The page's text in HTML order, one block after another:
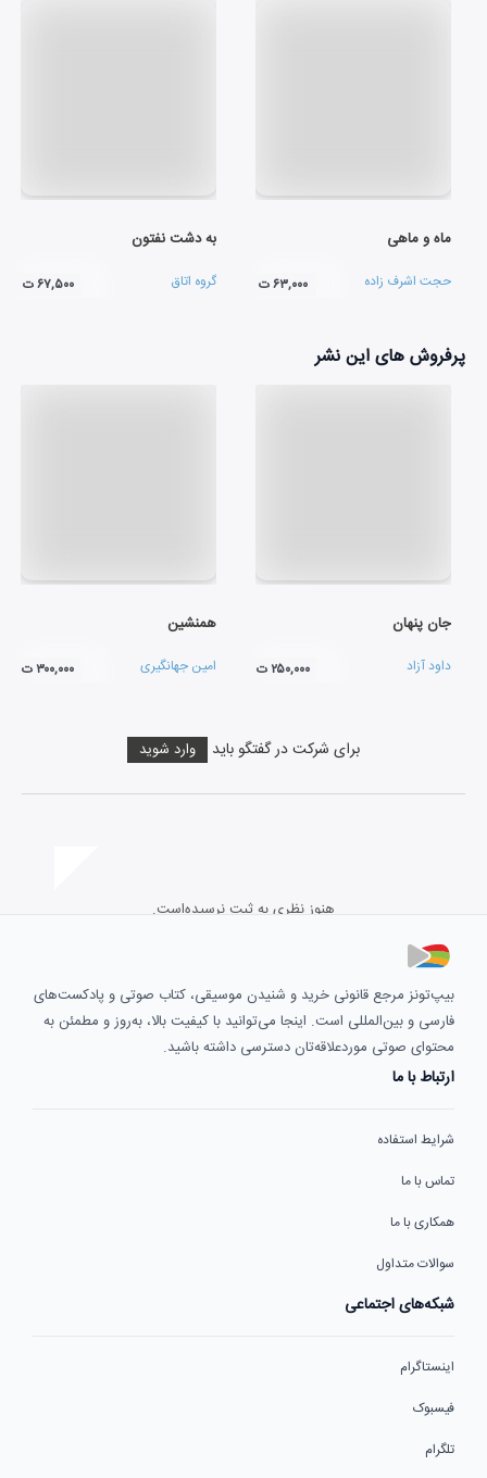
ماه و ماهی
حجت اشرف زاده ۶۳,۰۰۰ ت
به دشت نفتون
گروه اتاق ۶۷,۵۰۰ ت
پرفروش های این نشر
جان پنهان
داود آزاد ۲۵۰,۰۰۰ ت
همنشین
امین جهانگیری ۳۰۰,۰۰۰ ت
برای شرکت در گفتگو باید وارد شوید
هنوز نظری به ثبت نرسیده‌است.
بیپ‌تونز مرجع قانونی خرید و شنیدن موسیقی، کتاب صوتی و پادکست‌های
فارسی و بین‌المللی است. اینجا می‌توانید با کیفیت بالا، به‌روز و مطمئن به
محتوای صوتی موردعلاقه‌تان دسترسی داشته باشید.
ارتباط با ما
شرایط استفاده
تماس با ما
همکاری با ما
سوالات متداول
شبکه‌های اجتماعی
اینستاگرام
فیسبوک
تلگرام